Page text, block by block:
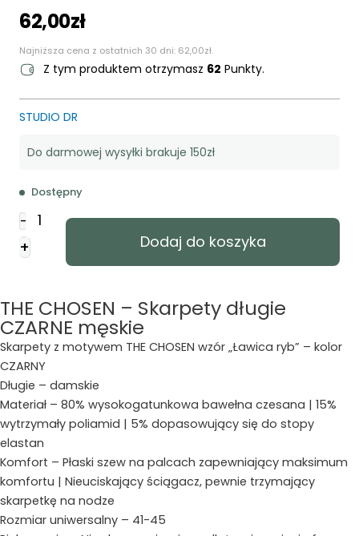
62,00zł
Najniższa cena z ostatnich 30 dni: 62,00zł.
Z tym produktem otrzymasz 62 Punkty.
STUDIO DR
Do darmowej wysyłki brakuje 150zł
Dostępny
-
ilość
THE
CHOSEN
dlugie
CZARNE
meskie
+ Dodaj do koszyka
THE CHOSEN – Skarpety długie
CZARNE męskie
Skarpety z motywem THE CHOSEN wzór „Ławica ryb” – kolor
CZARNY
Długie – damskie
Materiał – 80% wysokogatunkowa bawełna czesana | 15%
wytrzymały poliamid | 5% dopasowujący się do stopy
elastan
Komfort – Płaski szew na palcach zapewniający maksimum
komfortu | Nieuciskający ściągacz, pewnie trzymający
skarpetkę na nodze
Rozmiar uniwersalny – 41-45